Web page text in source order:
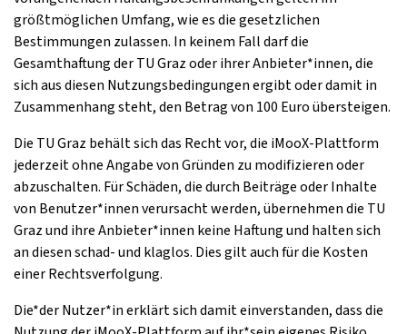
größtmöglichen Umfang, wie es die gesetzlichen
Bestimmungen zulassen. In keinem Fall darf die
Gesamthaftung der TU Graz oder ihrer Anbieter*innen, die
sich aus diesen Nutzungsbedingungen ergibt oder damit in
Zusammenhang steht, den Betrag von 100 Euro übersteigen.
Die TU Graz behält sich das Recht vor, die iMooX-Plattform
jederzeit ohne Angabe von Gründen zu modifizieren oder
abzuschalten. Für Schäden, die durch Beiträge oder Inhalte
von Benutzer*innen verursacht werden, übernehmen die TU
Graz und ihre Anbieter*innen keine Haftung und halten sich
an diesen schad- und klaglos. Dies gilt auch für die Kosten
einer Rechtsverfolgung.
Die*der Nutzer*in erklärt sich damit einverstanden, dass die